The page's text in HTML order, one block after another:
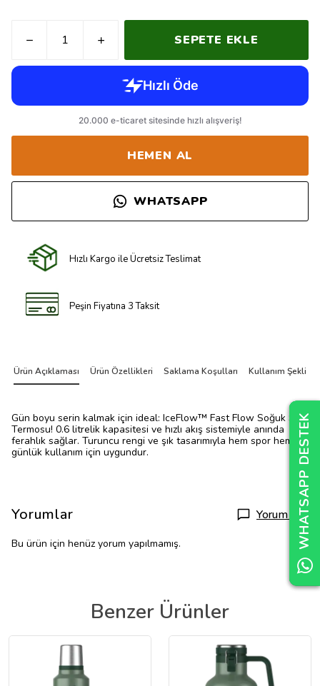
SEPETE EKLE
HEMEN AL
WHATSAPP
Hızlı Kargo ile Ücretsiz Teslimat
Peşin Fiyatına 3 Taksit
Ürün Açıklaması Ürün Özellikleri Saklama Koşulları Kullanım Şekli
Gün boyu serin kalmak için ideal: IceFlow™ Fast Flow Soğuk Su
Termosu! 0.6 litrelik kapasitesi ve hızlı akış sistemiyle anında
ferahlık sağlar. Turuncu rengi ve şık tasarımıyla hem spor hem de
günlük kullanım için uygundur.
Yorumlar Yorum Yap
Bu ürün için henüz yorum yapılmamış.
Benzer Ürünler
WHATSAPP DESTEK
WHATSAPP DESTEK
WHATSAPP DESTEK